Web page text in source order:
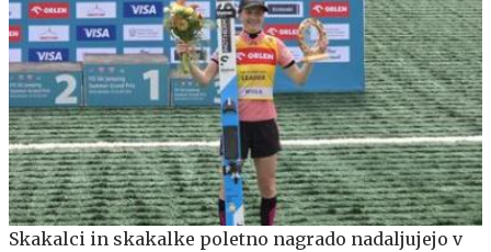
Skakalci in skakalke poletno nagrado nadaljujejo v